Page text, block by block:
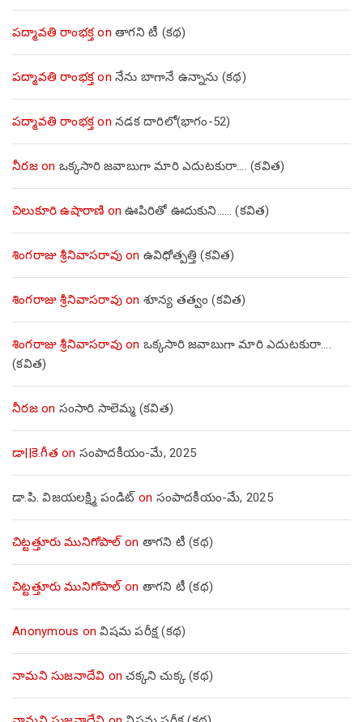
పద్మావతి రాంభక్తon తాగని టీ (కథ)
పద్మావతి రాంభక్తon నేను బాగానే ఉన్నాను (క‌థ‌)
పద్మావతి రాంభక్తon నడక దారిలో(భాగం-52)
నీరజon ఒక్కసారి జవాబుగా మారి ఎదుటకురా…. (కవిత)
చిలుకూరి ఉషారాణి onఊపిరితో ఊదుకుని…… (కవిత)
శింగరాజు శ్రీనివాసరావుon ఉవిధోత్పత్తి (కవిత)
శింగరాజు శ్రీనివాసరావుon శూన్య తత్వం (కవిత)
శింగరాజు శ్రీనివాసరావుon ఒక్కసారి జవాబుగా మారి ఎదుటకురా….
(కవిత)
నీరజon సంసారి సాలెమ్మ (కవిత)
డా||కె.గీత on సంపాదకీయం-మే, 2025
డా.పి. విజయలక్ష్మి పండిట్ on సంపాదకీయం-మే, 2025
చిట్టత్తూరు మునిగోపాల్on తాగని టీ (కథ)
చిట్టత్తూరు మునిగోపాల్on తాగని టీ (కథ)
Anonymous onవిషమ పరీక్ష (క‌థ‌)
నామని సుజనాదేవి onచక్కని చుక్క (కథ)